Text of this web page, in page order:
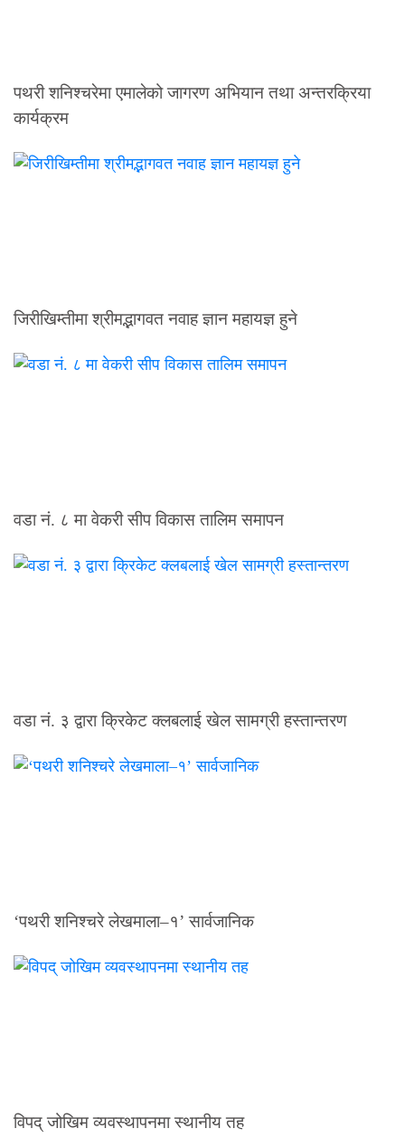
पथरी शनिश्चरेमा एमालेको जागरण अभियान तथा अन्तरक्रिया
कार्यक्रम
जिरीखिम्तीमा श्रीमद्भागवत नवाह ज्ञान महायज्ञ हुने
वडा नं. ८ मा वेकरी सीप विकास तालिम समापन
वडा नं. ३ द्वारा क्रिकेट क्लबलाई खेल सामग्री हस्तान्तरण
‘पथरी शनिश्चरे लेखमाला–१’ सार्वजानिक
विपद् जोखिम व्यवस्थापनमा स्थानीय तह